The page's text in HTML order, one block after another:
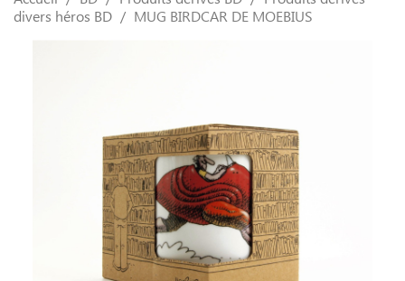
divers héros BD
MUG BIRDCAR DE MOEBIUS